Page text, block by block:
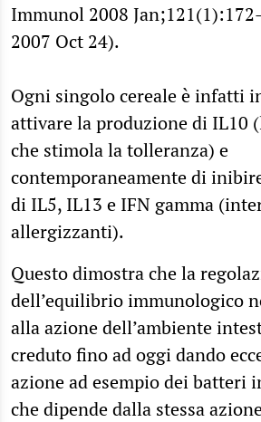
Immunol 2008
2007 Oct 24).
Ogni singolo cereale è infatti
attivare la produzione di IL10
che stimola la tolleranza) e
contemporaneamente di
di IL5, IL13 e IFN gamma
allergizzanti).
Questo dimostra che la
dell’equilibrio immunologico
alla azione dell’ambiente
creduto fino ad oggi dando
azione ad esempio dei batteri
che dipende dalla stessa